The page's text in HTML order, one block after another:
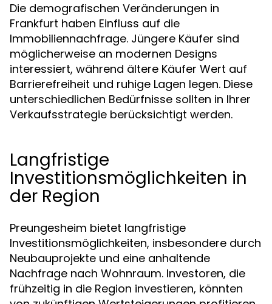
Die demografischen Veränderungen in
Frankfurt haben Einfluss auf die
Immobiliennachfrage. Jüngere Käufer sind
möglicherweise an modernen Designs
interessiert, während ältere Käufer Wert auf
Barrierefreiheit und ruhige Lagen legen. Diese
unterschiedlichen Bedürfnisse sollten in Ihrer
Verkaufsstrategie berücksichtigt werden.
Langfristige
Investitionsmöglichkeiten in
der Region
Preungesheim bietet langfristige
Investitionsmöglichkeiten, insbesondere durch
Neubauprojekte und eine anhaltende
Nachfrage nach Wohnraum. Investoren, die
frühzeitig in die Region investieren, könnten